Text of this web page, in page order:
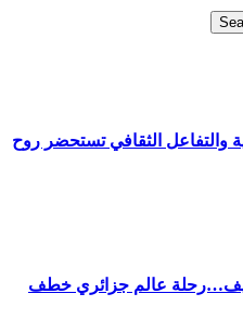
والتفاعل الثقافي تستحضر روح
عالم جزائري خطف